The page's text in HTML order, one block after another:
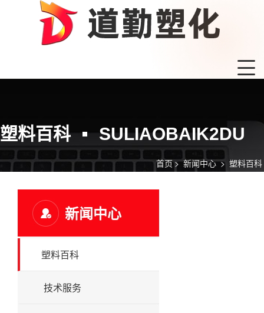
塑料百科 SULIAOBAIK2DU
首页 >新闻中心> 塑料百科
新闻中心
塑料百科
技术服务